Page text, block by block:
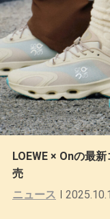
LOEWE × Onの最
売
ニュース